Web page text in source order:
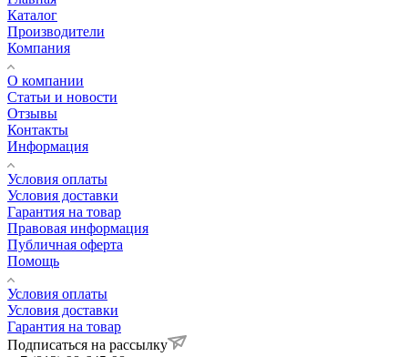
Каталог
Производители
Компания
О компании
Статьи и новости
Отзывы
Контакты
Информация
Условия оплаты
Условия доставки
Гарантия на товар
Правовая информация
Публичная оферта
Помощь
Условия оплаты
Условия доставки
Гарантия на товар
Подписаться на рассылку